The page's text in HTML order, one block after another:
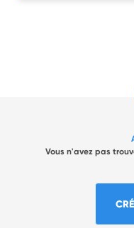
Vous n'avez pas